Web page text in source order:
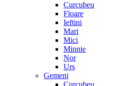
Curcubeu
Floare
Ieftini
Mari
Mici
Minnie
Nor
Urs
Gemeni
Curcubeu